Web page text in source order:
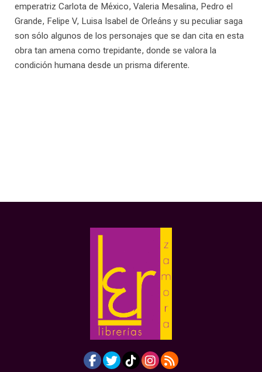
emperatriz Carlota de México, Valeria Mesalina, Pedro el
Grande, Felipe V, Luisa Isabel de Orleáns y su peculiar saga
son sólo algunos de los personajes que se dan cita en esta
obra tan amena como trepidante, donde se valora la
condición humana desde un prisma diferente.